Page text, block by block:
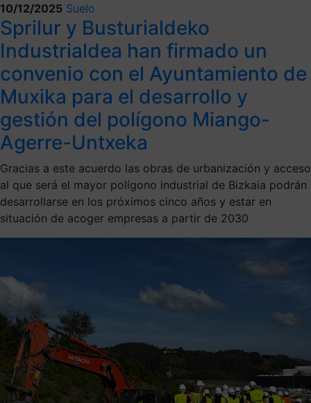
10/12/2025 Suelo
Sprilur y Busturialdeko
Industrialdea han firmado un
convenio con el Ayuntamiento de
Muxika para el desarrollo y
gestión del polígono Miango-
Agerre-Untxeka
Gracias a este acuerdo las obras de urbanización y acceso
al que será el mayor polígono industrial de Bizkaia podrán
desarrollarse en los próximos cinco años y estar en
situación de acoger empresas a partir de 2030